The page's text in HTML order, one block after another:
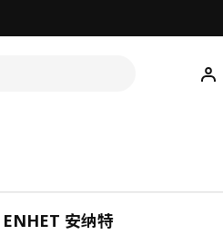
ENHET 安纳特